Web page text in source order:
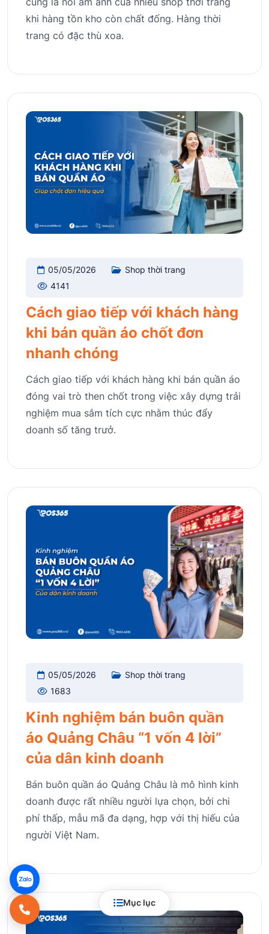
Mục lục
khi hàng tồn kho còn chất đống. Hàng thời
trang có đặc thù xoa.
05/05/2026
Shop thời trang
4141
Cách giao tiếp với khách hàng
khi bán quần áo chốt đơn
nhanh chóng
Cách giao tiếp với khách hàng khi bán quần áo
đóng vai trò then chốt trong việc xây dựng trải
nghiệm mua sắm tích cực nhằm thúc đẩy
doanh số tăng trưở.
05/05/2026
Shop thời trang
1683
Kinh nghiệm bán buôn quần
áo Quảng Châu “1 vốn 4 lời”
của dân kinh doanh
Bán buôn quần áo Quảng Châu là mô hình kinh
doanh được rất nhiều người lựa chọn, bởi chi
phí thấp, mẫu mã đa dạng, hợp với thị hiếu của
người Việt Nam.